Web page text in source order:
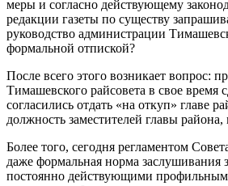
меры и согласно действующему
редакции газеты по существу
руководство администрации
формальной отпиской?
После всего этого возникает вопрос:
Тимашевского райсовета в свое время
согласились отдать «на откуп» главе
должность заместителей главы
Более того, сегодня регламентом
даже формальная норма заслушивания
постоянно действующими